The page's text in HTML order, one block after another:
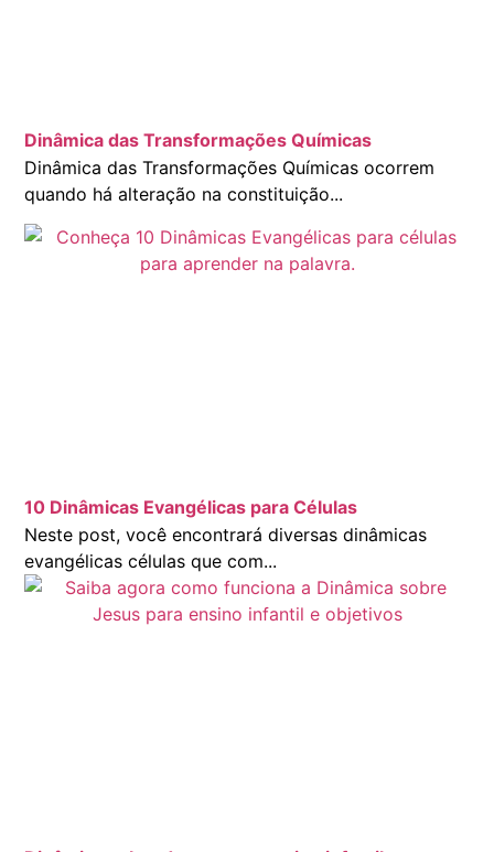
Dinâmica das Transformações Químicas
Dinâmica das Transformações Químicas ocorrem
quando há alteração na constituição...
10 Dinâmicas Evangélicas para Células
Neste post, você encontrará diversas dinâmicas
evangélicas células que com...